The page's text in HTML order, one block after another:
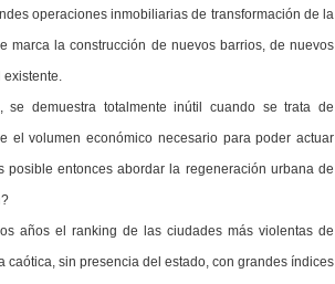
operaciones inmobiliarias de transformación de la
marca la construcción de nuevos barrios, de nuevos
existente.
se demuestra totalmente inútil cuando se trata de
el volumen económico necesario para poder actuar
entonces abordar la regeneración urbana de
años el ranking de las ciudades más violentas de
sin presencia del estado, con grandes índices